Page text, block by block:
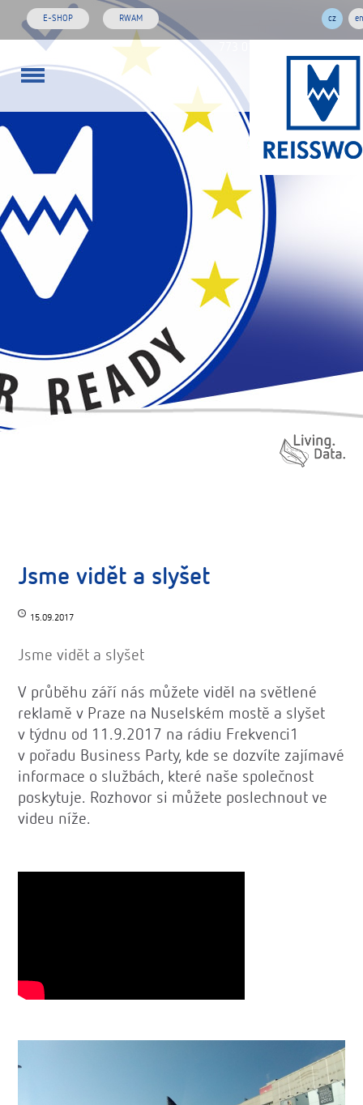
E-SHOP RWAM cz en
Jsme vidět a slyšet
15.09.2017
Jsme vidět a slyšet
V průběhu září nás můžete viděl na světlené
reklamě v Praze na Nuselském mostě a slyšet
v týdnu od 11.9.2017 na rádiu Frekvenci1
v pořadu Business Party, kde se dozvíte zajímavé
informace o službách, které naše společnost
poskytuje. Rozhovor si můžete poslechnout ve
videu níže.